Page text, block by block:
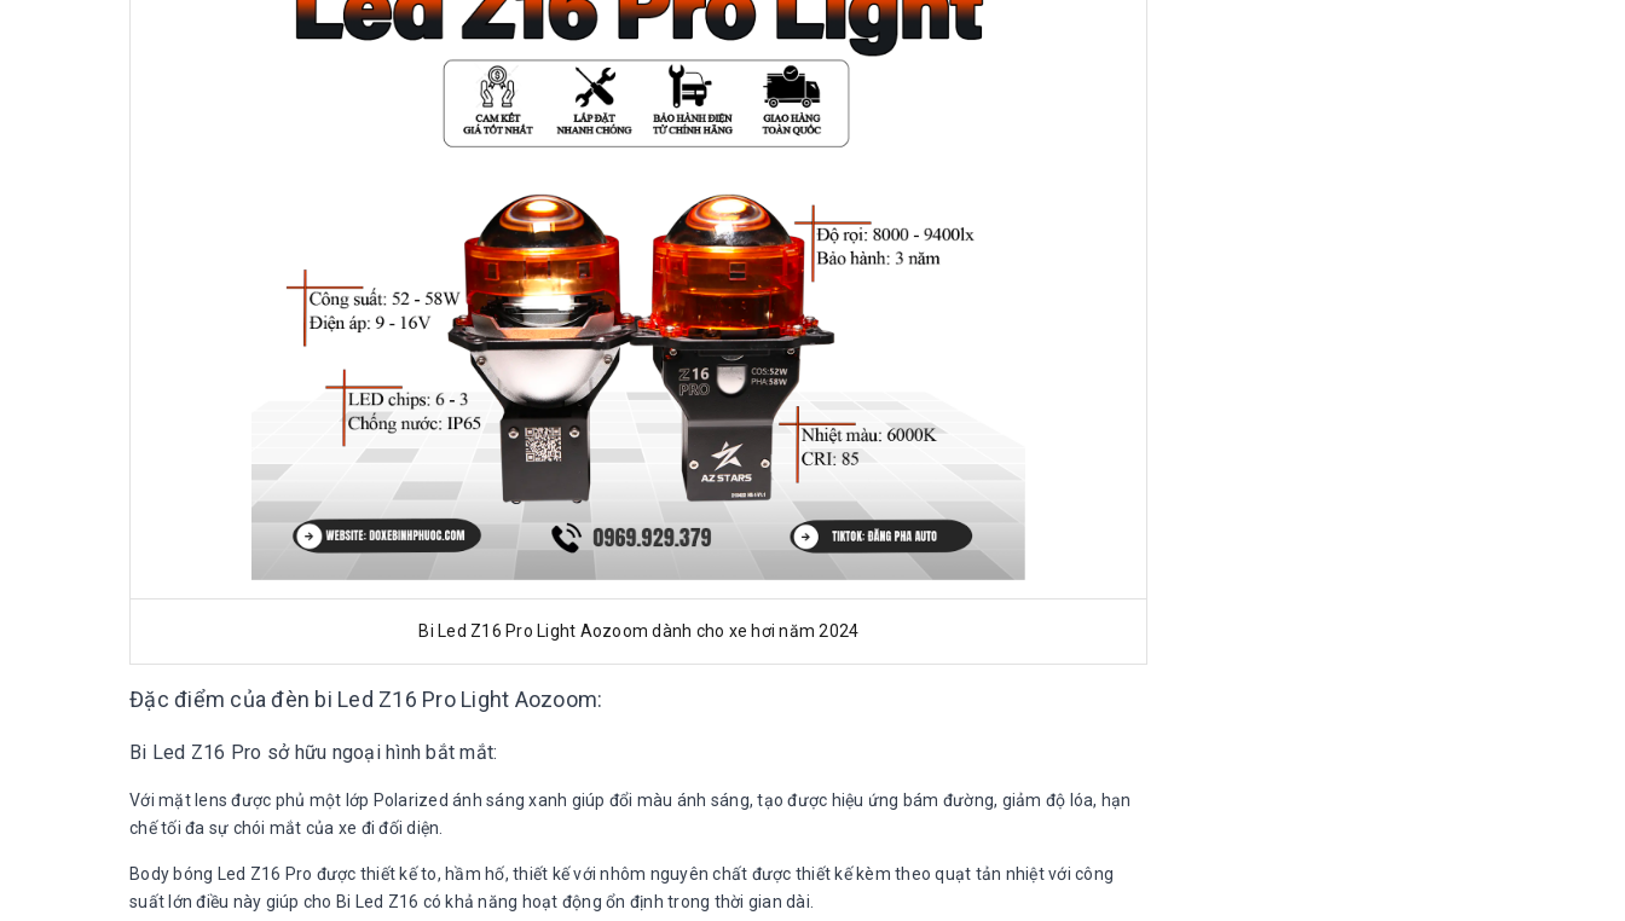
Bi Led Z16 Pro Light Aozoom dành cho xe hơi năm 2024
Đặc điểm của đèn bi Led Z16 Pro Light Aozoom:
Bi Led Z16 Pro sở hữu ngoại hình bắt mắt:
Với mặt lens được phủ một lớp Polarized ánh sáng xanh giúp đổi màu ánh sáng, tạo được hiệu ứng bám đường, giảm độ lóa, hạn
chế tối đa sự chói mắt của xe đi đối diện.
Body bóng Led Z16 Pro được thiết kế to, hầm hố, thiết kế với nhôm nguyên chất được thiết kế kèm theo quạt tản nhiệt với công
suất lớn điều này giúp cho Bi Led Z16 có khả năng hoạt động ổn định trong thời gian dài.